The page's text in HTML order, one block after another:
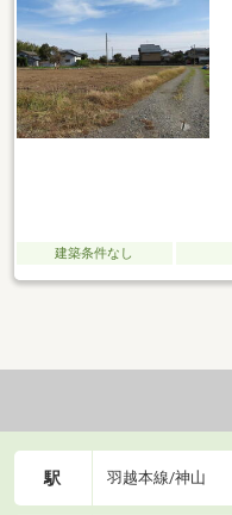
円）
建築条件なし
駅 羽越本線/神山